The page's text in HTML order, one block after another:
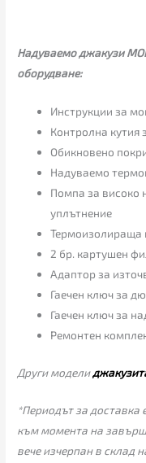
Надуваемо джакузи
оборудване:
Инструкции за
Контролна кутия
Обикновено
Надуваемо
Помпа за високо
уплътнение
Термоизолираща
2 бр. картушен
Адаптор за
Гаечен ключ за
Гаечен ключ за
Ремонтен
Други модели
*Периодът за
към момента на
вече изчерпан в склад